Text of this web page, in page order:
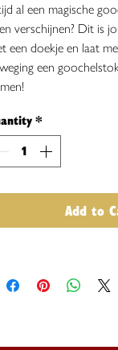
al een magische
verschijnen? Dit is
een doekje en laat
een
*
Add to